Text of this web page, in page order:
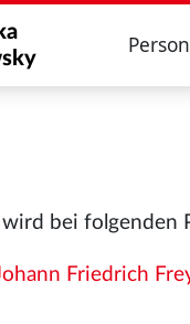
bei folgenden
Friedrich